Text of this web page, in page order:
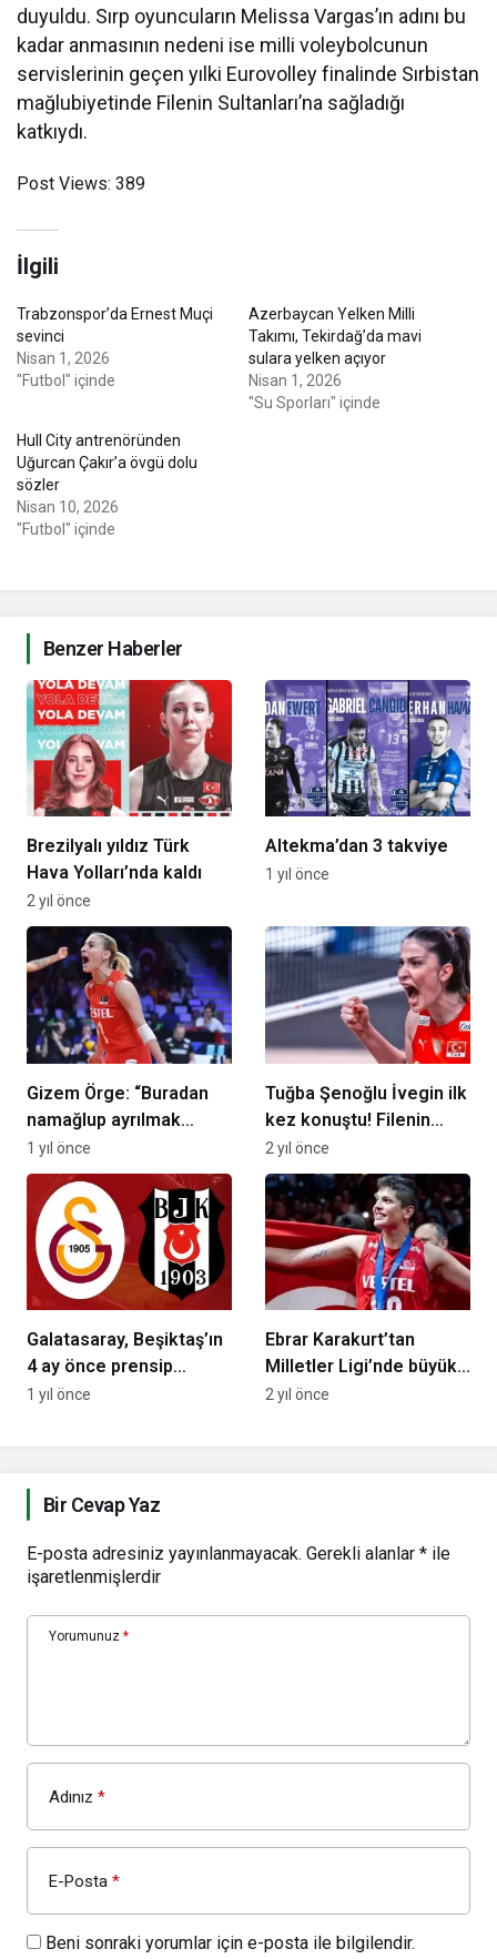
duyuldu. Sırp oyuncuların Melissa Vargas’ın adını bu
kadar anmasının nedeni ise milli voleybolcunun
servislerinin geçen yılki Eurovolley finalinde Sırbistan
mağlubiyetinde Filenin Sultanları’na sağladığı
katkıydı.
Post Views: 389
İlgili
Trabzonspor’da Ernest Muçi
sevinci
Nisan 1, 2026
"Futbol" içinde
Azerbaycan Yelken Milli
Takımı, Tekirdağ’da mavi
sulara yelken açıyor
Nisan 1, 2026
"Su Sporları" içinde
Hull City antrenöründen
Uğurcan Çakır’a övgü dolu
sözler
Nisan 10, 2026
"Futbol" içinde
Benzer Haberler
Brezilyalı yıldız Türk
Hava Yolları’nda kaldı
2 yıl önce
Altekma’dan 3 takviye
1 yıl önce
Gizem Örge: “Buradan
namağlup ayrılmak
istiyoruz”
1 yıl önce
Tuğba Şenoğlu İvegin ilk
kez konuştu! Filenin
Sultanları’nın Paris
kadrosundan çıkarılması
olay olmuştu
2 yıl önce
Galatasaray, Beşiktaş’ın
4 ay önce prensip
anlaşmasına vardığı
1 yıl önce
Ebrar Karakurt’tan
Milletler Ligi’nde büyük
başarı: Baladın, Güneş ve
2 yıl önce
Bir Cevap Yaz
E-posta adresiniz yayınlanmayacak. Gerekli alanlar * ile
işaretlenmişlerdir
Yorumunuz *
Adınız *
E-Posta *
Beni sonraki yorumlar için e-posta ile bilgilendir.